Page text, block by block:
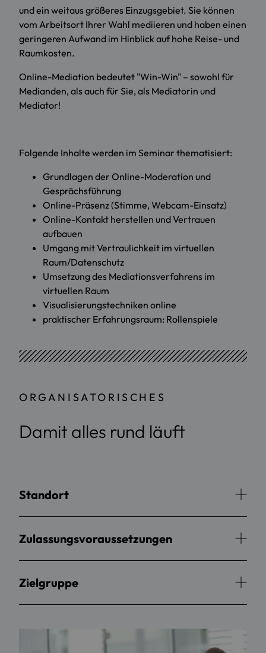
und ein weitaus größeres Einzugsgebiet. Sie können
vom Arbeitsort Ihrer Wahl mediieren und haben einen
geringeren Aufwand im Hinblick auf hohe Reise- und
Raumkosten.
Online-Mediation bedeutet "Win-Win" – sowohl für
Medianden, als auch für Sie, als Mediatorin und
Mediator!
Folgende Inhalte werden im Seminar thematisiert:
Grundlagen der Online-Moderation und
Gesprächsführung
Online-Präsenz (Stimme, Webcam-Einsatz)
Online-Kontakt herstellen und Vertrauen
aufbauen
Umgang mit Vertraulichkeit im virtuellen
Raum/Datenschutz
Umsetzung des Mediationsverfahrens im
virtuellen Raum
Visualisierungstechniken online
praktischer Erfahrungsraum: Rollenspiele
ORGANISATORISCHES
Damit alles rund läuft
Standort
Zulassungsvoraussetzungen
Zielgruppe